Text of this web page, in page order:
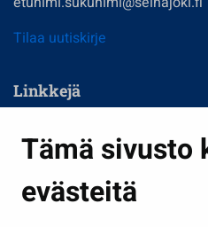
Tämä sivusto
evästeitä
Tilaa uutiskirje
Linkkejä
Kasvatus ja opetus
Kulttuuri ja liikunta